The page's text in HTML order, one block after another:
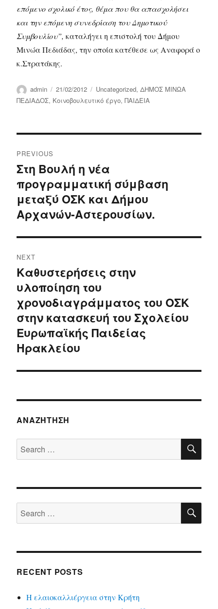
επόμενο σχολικό έτος, θέμα που θα απασχολήσει
και την επόμενη συνεδρίαση του Δημοτικού
Συμβουλίου”, καταλήγει η επιστολή του Δήμου
Μινώα Πεδιάδας, την οποία κατέθεσε ως Αναφορά ο
κ.Στρατάκης.
Author
admin
Posted
on
21/02/2012 Categories
Uncategorized,ΔΗΜΟΣ ΜΙΝΩΑ
ΠΕΔΙΑΔΟΣ, Κοινοβουλευτικό έργο,ΠΑΙΔΕΙΑ
navigation
PREVIOUS
Previous
post:
Στη Βουλή η νέα
προγραμματική σύμβαση
μεταξύ ΟΣΚ και Δήμου
Αρχανών-Αστερουσίων.
NEXT
Next
post:
Καθυστερήσεις στην
υλοποίηση του
χρονοδιαγράμματος του ΟΣΚ
στην κατασκευή του Σχολείου
Ευρωπαϊκής Παιδείας
Ηρακλείου
ΑΝΑΖΉΤΗΣΗ
Search
for:
Search
for:
RECENT POSTS
Η ελαιοκαλλιέργεια στην Κρήτη